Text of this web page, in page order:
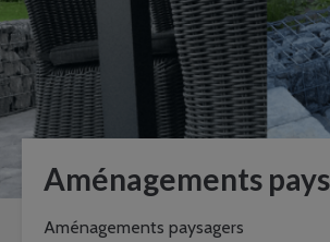
Aménagements
Aménagements paysagers